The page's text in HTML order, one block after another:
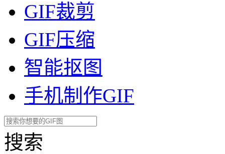
GIF裁剪
GIF压缩
智能抠图
手机制作GIF
搜索